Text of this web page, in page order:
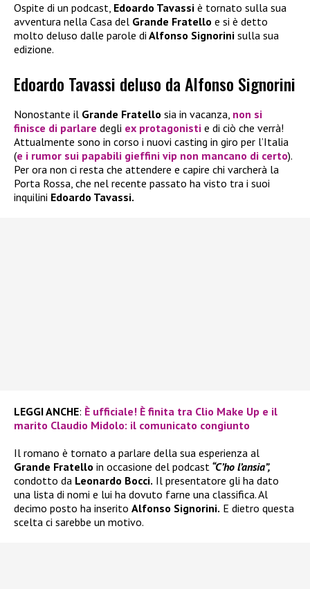
Ospite di un podcast, Edoardo Tavassi è tornato sulla sua
avventura nella Casa del Grande Fratello e si è detto
molto deluso dalle parole di Alfonso Signorini sulla sua
edizione.
Edoardo Tavassi deluso da Alfonso Signorini
Nonostante il Grande Fratello sia in vacanza, non si
finisce di parlare degli ex protagonisti e di ciò che verrà!
Attualmente sono in corso i nuovi casting in giro per l’Italia
(e i rumor sui papabili gieffini vip non mancano di certo).
Per ora non ci resta che attendere e capire chi varcherà la
Porta Rossa, che nel recente passato ha visto tra i suoi
inquilini Edoardo Tavassi.
LEGGI ANCHE: È ufficiale! È finita tra Clio Make Up e il
marito Claudio Midolo: il comunicato congiunto
Il romano è tornato a parlare della sua esperienza al
Grande Fratello in occasione del podcast “C’ho l’ansia”,
condotto da Leonardo Bocci. Il presentatore gli ha dato
una lista di nomi e lui ha dovuto farne una classifica. Al
decimo posto ha inserito Alfonso Signorini. E dietro questa
scelta ci sarebbe un motivo.